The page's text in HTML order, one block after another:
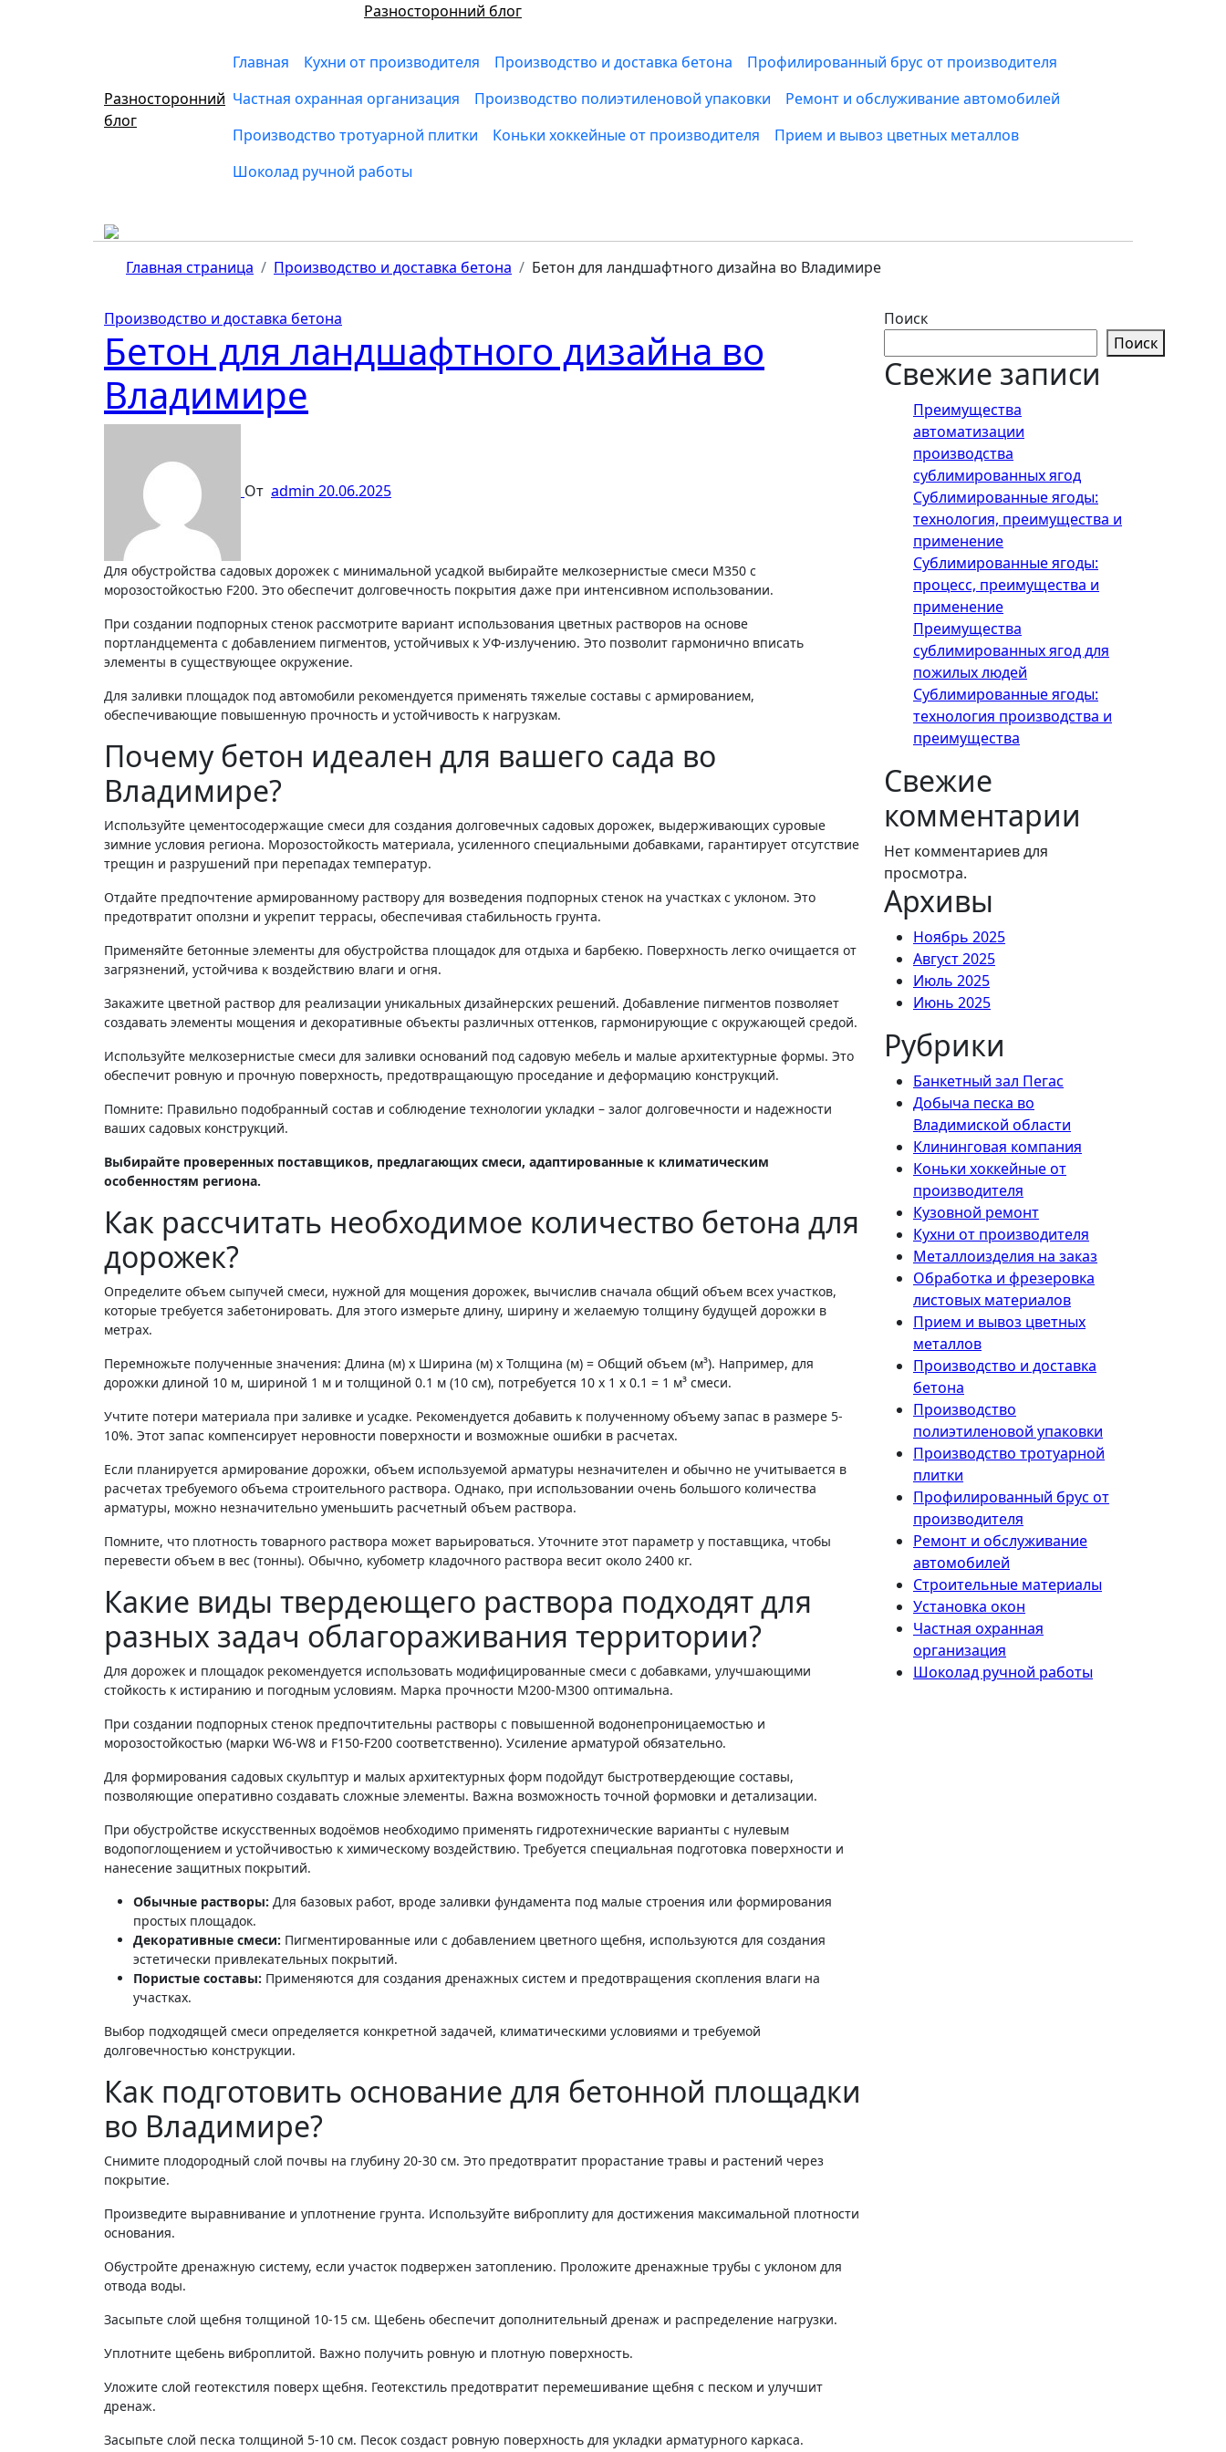
Разносторонний блог
Разносторонний
блог
Главная Кухни от производителя Производство и доставка бетона
Профилированный брус от производителя
Частная охранная организация
Производство полиэтиленовой упаковки
Ремонт и обслуживание автомобилей
Производство тротуарной плитки
Коньки хоккейные от производителя
Прием и вывоз цветных металлов
Шоколад ручной работы
Главная страница Производство и доставка бетона Бетон для ландшафтного дизайна во Владимире
Производство и доставка бетона
Бетон для ландшафтного дизайна во
Владимире
От admin 20.06.2025
Для обустройства садовых дорожек с минимальной усадкой выбирайте мелкозернистые смеси М350 с
морозостойкостью F200. Это обеспечит долговечность покрытия даже при интенсивном использовании.
При создании подпорных стенок рассмотрите вариант использования цветных растворов на основе
портландцемента с добавлением пигментов, устойчивых к УФ-излучению. Это позволит гармонично вписать
элементы в существующее окружение.
Для заливки площадок под автомобили рекомендуется применять тяжелые составы с армированием,
обеспечивающие повышенную прочность и устойчивость к нагрузкам.
Почему бетон идеален для вашего сада во
Владимире?
Используйте цементосодержащие смеси для создания долговечных садовых дорожек, выдерживающих суровые
зимние условия региона. Морозостойкость материала, усиленного специальными добавками, гарантирует отсутствие
трещин и разрушений при перепадах температур.
Отдайте предпочтение армированному раствору для возведения подпорных стенок на участках с уклоном. Это
предотвратит оползни и укрепит террасы, обеспечивая стабильность грунта.
Применяйте бетонные элементы для обустройства площадок для отдыха и барбекю. Поверхность легко очищается от
загрязнений, устойчива к воздействию влаги и огня.
Закажите цветной раствор для реализации уникальных дизайнерских решений. Добавление пигментов позволяет
создавать элементы мощения и декоративные объекты различных оттенков, гармонирующие с окружающей средой.
Используйте мелкозернистые смеси для заливки оснований под садовую мебель и малые архитектурные формы. Это
обеспечит ровную и прочную поверхность, предотвращающую проседание и деформацию конструкций.
Помните: Правильно подобранный состав и соблюдение технологии укладки – залог долговечности и надежности
ваших садовых конструкций.
Выбирайте проверенных поставщиков, предлагающих смеси, адаптированные к климатическим
особенностям региона.
Как рассчитать необходимое количество бетона для
дорожек?
Определите объем сыпучей смеси, нужной для мощения дорожек, вычислив сначала общий объем всех участков,
которые требуется забетонировать. Для этого измерьте длину, ширину и желаемую толщину будущей дорожки в
метрах.
Перемножьте полученные значения: Длина (м) x Ширина (м) x Толщина (м) = Общий объем (м³). Например, для
дорожки длиной 10 м, шириной 1 м и толщиной 0.1 м (10 см), потребуется 10 x 1 x 0.1 = 1 м³ смеси.
Учтите потери материала при заливке и усадке. Рекомендуется добавить к полученному объему запас в размере 5-
10%. Этот запас компенсирует неровности поверхности и возможные ошибки в расчетах.
Если планируется армирование дорожки, объем используемой арматуры незначителен и обычно не учитывается в
расчетах требуемого объема строительного раствора. Однако, при использовании очень большого количества
арматуры, можно незначительно уменьшить расчетный объем раствора.
Помните, что плотность товарного раствора может варьироваться. Уточните этот параметр у поставщика, чтобы
перевести объем в вес (тонны). Обычно, кубометр кладочного раствора весит около 2400 кг.
Какие виды твердеющего раствора подходят для
разных задач облагораживания территории?
Для дорожек и площадок рекомендуется использовать модифицированные смеси с добавками, улучшающими
стойкость к истиранию и погодным условиям. Марка прочности М200-М300 оптимальна.
При создании подпорных стенок предпочтительны растворы с повышенной водонепроницаемостью и
морозостойкостью (марки W6-W8 и F150-F200 соответственно). Усиление арматурой обязательно.
Для формирования садовых скульптур и малых архитектурных форм подойдут быстротвердеющие составы,
позволяющие оперативно создавать сложные элементы. Важна возможность точной формовки и детализации.
При обустройстве искусственных водоёмов необходимо применять гидротехнические варианты с нулевым
водопоглощением и устойчивостью к химическому воздействию. Требуется специальная подготовка поверхности и
нанесение защитных покрытий.
Обычные растворы: Для базовых работ, вроде заливки фундамента под малые строения или формирования
простых площадок.
Декоративные смеси: Пигментированные или с добавлением цветного щебня, используются для создания
эстетически привлекательных покрытий.
Пористые составы: Применяются для создания дренажных систем и предотвращения скопления влаги на
участках.
Выбор подходящей смеси определяется конкретной задачей, климатическими условиями и требуемой
долговечностью конструкции.
Как подготовить основание для бетонной площадки
во Владимире?
Снимите плодородный слой почвы на глубину 20-30 см. Это предотвратит прорастание травы и растений через
покрытие.
Произведите выравнивание и уплотнение грунта. Используйте виброплиту для достижения максимальной плотности
основания.
Обустройте дренажную систему, если участок подвержен затоплению. Проложите дренажные трубы с уклоном для
отвода воды.
Засыпьте слой щебня толщиной 10-15 см. Щебень обеспечит дополнительный дренаж и распределение нагрузки.
Уплотните щебень виброплитой. Важно получить ровную и плотную поверхность.
Уложите слой геотекстиля поверх щебня. Геотекстиль предотвратит перемешивание щебня с песком и улучшит
дренаж.
Засыпьте слой песка толщиной 5-10 см. Песок создаст ровную поверхность для укладки арматурного каркаса.
Поиск
Поиск
Свежие записи
Преимущества
автоматизации
производства
сублимированных ягод
Сублимированные ягоды:
технология, преимущества и
применение
Сублимированные ягоды:
процесс, преимущества и
применение
Преимущества
сублимированных ягод для
пожилых людей
Сублимированные ягоды:
технология производства и
преимущества
Свежие
комментарии
Нет комментариев для
просмотра.
Архивы
Ноябрь 2025
Август 2025
Июль 2025
Июнь 2025
Рубрики
Банкетный зал Пегас
Добыча песка во
Владимиской области
Клининговая компания
Коньки хоккейные от
производителя
Кузовной ремонт
Кухни от производителя
Металлоизделия на заказ
Обработка и фрезеровка
листовых материалов
Прием и вывоз цветных
металлов
Производство и доставка
бетона
Производство
полиэтиленовой упаковки
Производство тротуарной
плитки
Профилированный брус от
производителя
Ремонт и обслуживание
автомобилей
Строительные материалы
Установка окон
Частная охранная
организация
Шоколад ручной работы